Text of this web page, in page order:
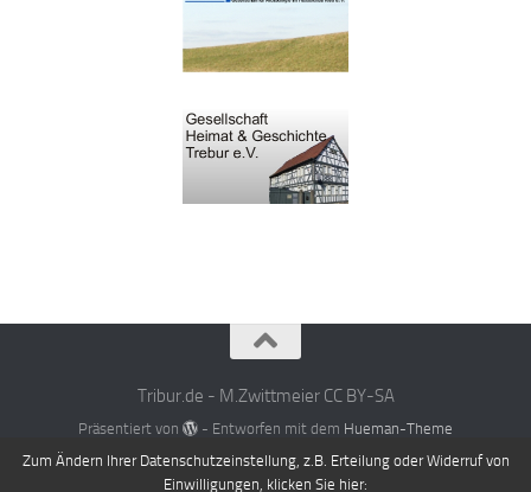
Tribur.de - M.Zwittmeier CC BY-SA
Präsentiert von - Entworfen mit dem Hueman-Theme
Zum Ändern Ihrer Datenschutzeinstellung, z.B. Erteilung oder Widerruf von
Einwilligungen, klicken Sie hier: